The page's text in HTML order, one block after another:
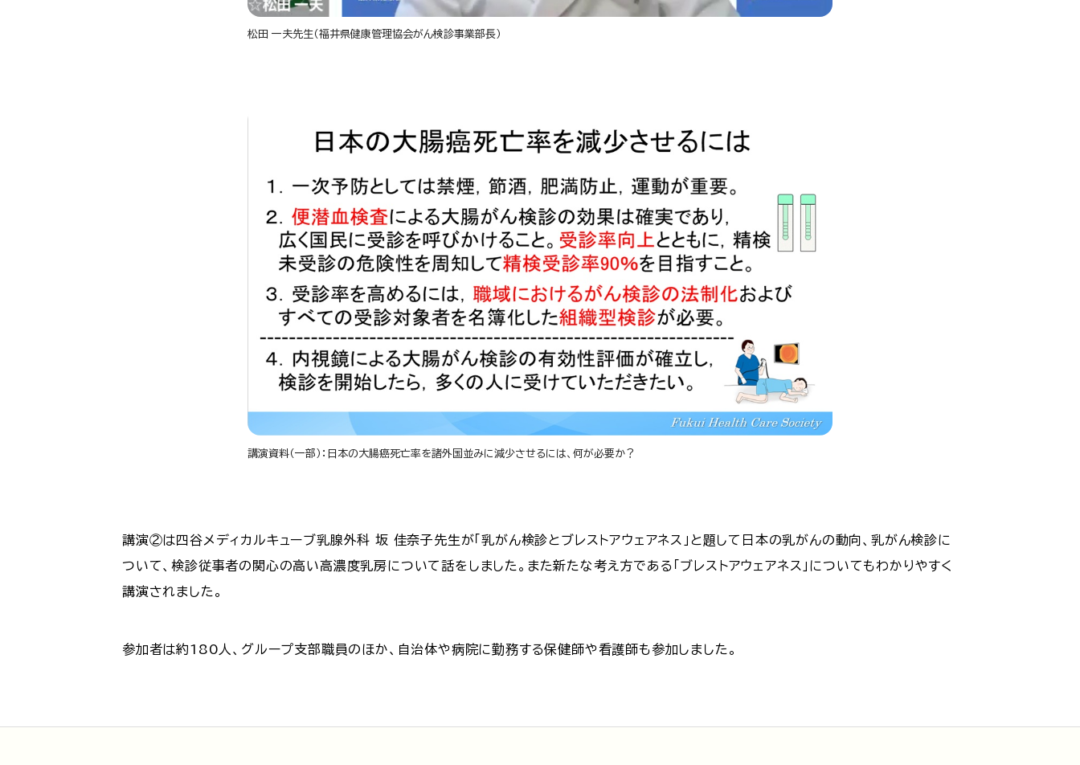
松田 一夫先生（福井県健康管理協会がん検診事業部長）
講演資料（一部）：日本の大腸癌死亡率を諸外国並みに減少させるには、何が必要か？
講演②は四谷メディカルキューブ乳腺外科 坂 佳奈子先生が「乳がん検診とブレストアウェアネス」と題して日本の乳がんの動向、乳がん検診に
ついて、検診従事者の関心の高い高濃度乳房について話をしました。また新たな考え方である「ブレストアウェアネス」についてもわかりやすく
講演されました。
参加者は約180人、グループ支部職員のほか、自治体や病院に勤務する保健師や看護師も参加しました。